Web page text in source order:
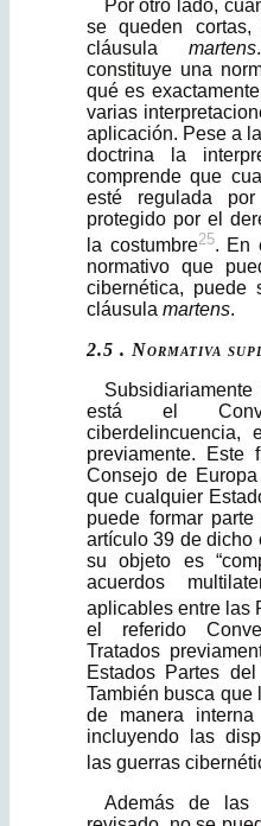
Por otro lado,
se queden
cláusulamartens
constituye una
qué es
varias
aplicación. Pese a
doctrina la
comprende que
esté regulada
protegido por el
la costumbre25. En
normativo que
cibernética, puede
cláusula martens.
2.5 . Normativa
está el
previamente. Este
Consejo de
que cualquier
puede formar
artículo 39 de dicho
su objeto es
acuerdos
aplicables entre las
el referido
Tratados
Estados Partes
También busca que
de manera
incluyendo las
las guerras
Además de las